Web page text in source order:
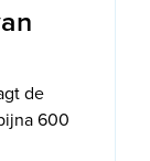
de
600